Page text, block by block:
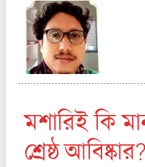
মশারিই কি
শ্রেষ্ঠ আবিষ্কার?